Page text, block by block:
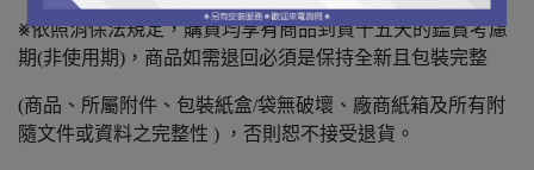
⨳依照消保法規定，購買均享有商品到貨十五天的鑑賞考慮
期(非使用期)，商品如需退回必須是保持全新且包裝完整
(商品、所屬附件、包裝紙盒/袋無破壞、廠商紙箱及所有附
隨文件或資料之完整性 ) ，否則恕不接受退貨。